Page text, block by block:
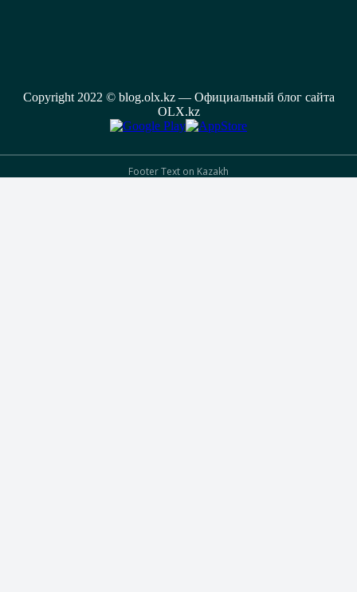
Copyright 2022 © blog.olx.kz — Официальный блог сайта
OLX.kz
Footer Text on Kazakh